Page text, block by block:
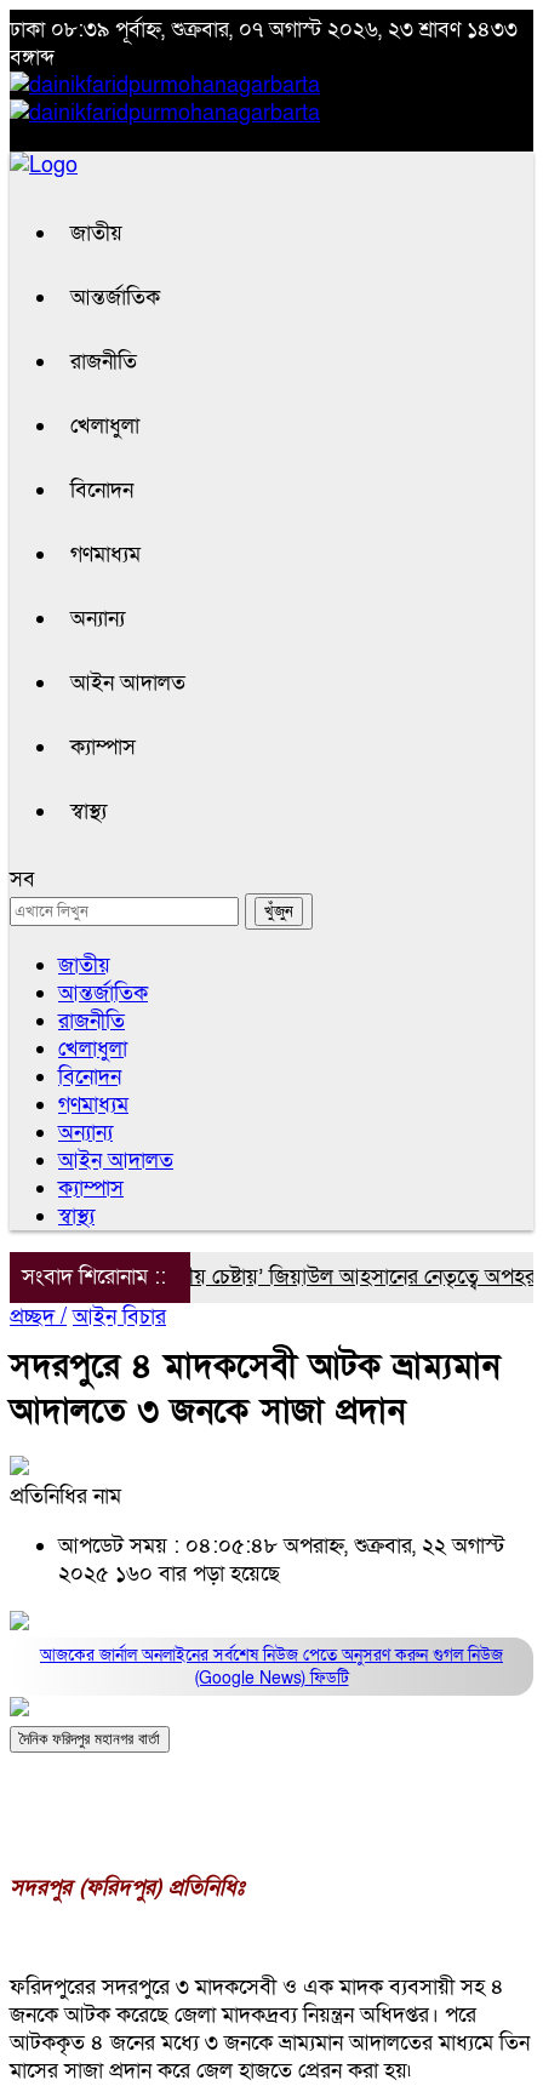
ঢাকা ০৮:৩৯ পূর্বাহ্ন, শুক্রবার, ০৭ অগাস্ট ২০২৬, ২৩ শ্রাবণ ১৪৩৩
বঙ্গাব্দ
জাতীয়
আন্তর্জাতিক
রাজনীতি
খেলাধুলা
বিনোদন
গণমাধ্যম
অন্যান্য
আইন আদালত
ক্যাম্পাস
স্বাস্থ্য
সব
জাতীয়
আন্তর্জাতিক
রাজনীতি
খেলাধুলা
বিনোদন
গণমাধ্যম
অন্যান্য
আইন আদালত
ক্যাম্পাস
স্বাস্থ্য
সংবাদ শিরোনাম ::
আলীকে ‘দ্বিতীয় চেষ্টায়’ জিয়াউল আহসানের নেতৃত্বে অপহরণ:
প্রচ্ছদ / আইন বিচার
সদরপুরে ৪ মাদকসেবী আটক ভ্রাম্যমান
আদালতে ৩ জনকে সাজা প্রদান
প্রতিনিধির নাম
আপডেট সময় : ০৪:০৫:৪৮ অপরাহ্ন, শুক্রবার, ২২ অগাস্ট
২০২৫ ১৬০ বার পড়া হয়েছে
আজকের জার্নাল অনলাইনের সর্বশেষ নিউজ পেতে অনুসরণ করুনগুগল নিউজ
(Google News)ফিডটি
দৈনিক ফরিদপুর মহানগর বার্তা
সদরপুর (ফরিদপুর) প্রতিনিধিঃ
ফরিদপুরের সদরপুরে ৩ মাদকসেবী ও এক মাদক ব্যবসায়ী সহ ৪
জনকে আটক করেছে জেলা মাদকদ্রব্য নিয়ন্ত্রন অধিদপ্তর। পরে
আটককৃত ৪ জনের মধ্যে ৩ জনকে ভ্রাম্যমান আদালতের মাধ্যমে তিন
মাসের সাজা প্রদান করে জেল হাজতে প্রেরন করা হয়৷